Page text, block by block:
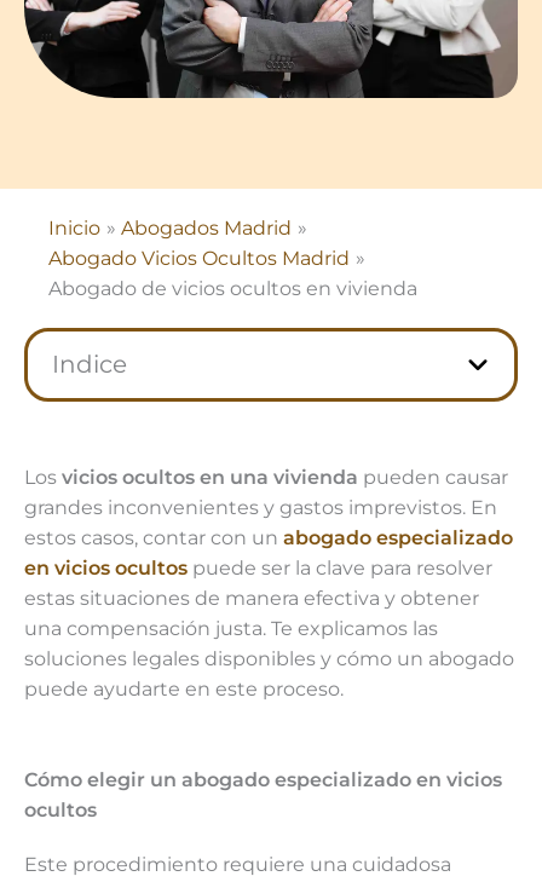
Inicio
Abogados Madrid
Abogado Vicios Ocultos Madrid
Abogado de vicios ocultos en vivienda
Indice
Los vicios ocultos en una vivienda pueden causar
grandes inconvenientes y gastos imprevistos. En
estos casos, contar con un abogado especializado
en vicios ocultos puede ser la clave para resolver
estas situaciones de manera efectiva y obtener
una compensación justa. Te explicamos las
soluciones legales disponibles y cómo un abogado
puede ayudarte en este proceso.
Cómo elegir un abogado especializado en vicios
ocultos
Este procedimiento requiere una cuidadosa